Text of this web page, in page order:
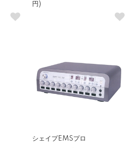
円)
シェイプEMSプロ